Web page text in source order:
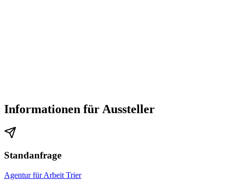
Informationen für Aussteller
Standanfrage
Agentur für Arbeit Trier